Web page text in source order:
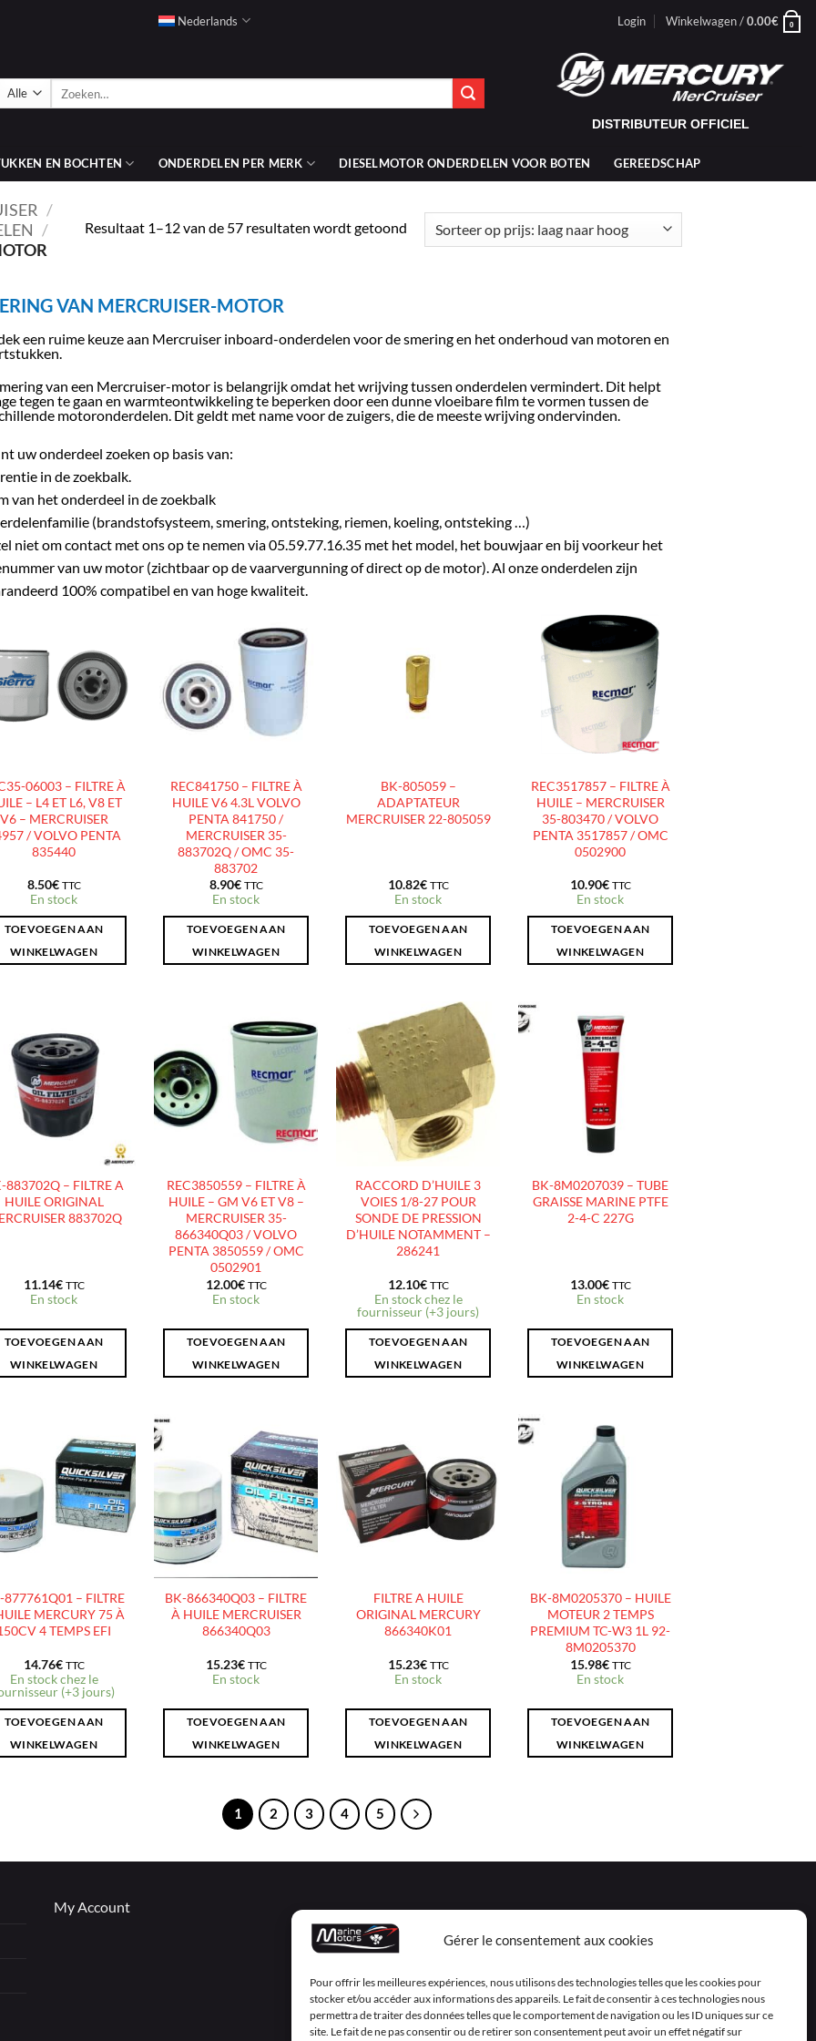
Gérer le consentement aux cookies
Pour offrir les meilleures expériences, nous utilisons des technologies telles que les cookies pour
stocker et/ou accéder aux informations des appareils. Le fait de consentir à ces technologies nous
permettra de traiter des données telles que le comportement de navigation ou les ID uniques sur ce
site. Le fait de ne pas consentir ou de retirer son consentement peut avoir un effet négatif sur
Nederlands Login Winkelwagen /0.00€ 0
DISTRIBUTEUR OFFICIEL
EN BOCHTEN ONDERDELEN PER MERK DIESELMOTOR ONDERDELEN VOOR BOTEN GEREEDSCHAP
/
/
Resultaat 1–12 van de 57 resultaten wordt getoondGesorteerd
VAN MERCRUISER-MOTOR
een ruime keuze aan Mercruiser inboard-onderdelen voor de smering en het onderhoud van motoren en
van een Mercruiser-motor is belangrijk omdat het wrijving tussen onderdelen vermindert. Dit helpt
tegen te gaan en warmteontwikkeling te beperken door een dunne vloeibare film te vormen tussen de
motoronderdelen. Dit geldt met name voor de zuigers, die de meeste wrijving ondervinden.
uw onderdeel zoeken op basis van:
in de zoekbalk.
van het onderdeel in de zoekbalk
(brandstofsysteem, smering, ontsteking, riemen, koeling, ontsteking …)
niet om contact met ons op te nemen via 05.59.77.16.35 met het model, het bouwjaar en bij voorkeur het
van uw motor (zichtbaar op de vaarvergunning of direct op de motor). Al onze onderdelen zijn
100% compatibel en van hoge kwaliteit.
AJOUTER
À LA
LISTE
D’ENVIES
06003 – FILTRE À
– L4 ET L6, V8 ET
V6 – MERCRUISER
/ VOLVO PENTA
835440
8.50€ TTC
En stock
TOEVOEGEN AAN
WINKELWAGEN
LISTE
D’ENVIES
REC841750 – FILTRE À
HUILE V6 4.3L VOLVO
PENTA 841750 /
MERCRUISER 35-
883702Q / OMC 35-
883702
8.90€ TTC
En stock
TOEVOEGEN AAN
WINKELWAGEN
AJOUTER
D’ENVIES
BK-805059 –
ADAPTATEUR
MERCRUISER 22-805059
10.82€ TTC
En stock
TOEVOEGEN AAN
WINKELWAGEN
AJOUTER
LISTE
D’ENVIES
REC3517857 – FILTRE À
HUILE – MERCRUISER
35-803470 / VOLVO
PENTA 3517857 / OMC
0502900
10.90€ TTC
En stock
TOEVOEGEN AAN
WINKELWAGEN
AJOUTER
À LA
LISTE
D’ENVIES
883702Q – FILTRE A
HUILE ORIGINAL
883702Q
11.14€ TTC
En stock
TOEVOEGEN AAN
WINKELWAGEN
À LA
LISTE
REC3850559 – FILTRE À
HUILE – GM V6 ET V8 –
MERCRUISER 35-
866340Q03 / VOLVO
PENTA 3850559 / OMC
0502901
12.00€ TTC
En stock
TOEVOEGEN AAN
WINKELWAGEN
AJOUTER
LISTE
D’ENVIES
RACCORD D’HUILE 3
VOIES 1/8-27 POUR
SONDE DE PRESSION
D’HUILE NOTAMMENT –
286241
12.10€ TTC
En stock chez le
fournisseur (+3 jours)
TOEVOEGEN AAN
WINKELWAGEN
AJOUTER
D’ENVIES
BK-8M0207039 – TUBE
GRAISSE MARINE PTFE
2-4-C 227G
13.00€ TTC
En stock
TOEVOEGEN AAN
WINKELWAGEN
AJOUTER
À LA
LISTE
D’ENVIES
877761Q01 – FILTRE
MERCURY 75 À
4 TEMPS EFI
14.76€ TTC
En stock chez le
(+3 jours)
TOEVOEGEN AAN
WINKELWAGEN
AJOUTER
À LA
LISTE
D’ENVIES
BK-866340Q03 – FILTRE
À HUILE MERCRUISER
866340Q03
15.23€ TTC
En stock
TOEVOEGEN AAN
WINKELWAGEN
AJOUTER
À LA
LISTE
D’ENVIES
FILTRE A HUILE
ORIGINAL MERCURY
866340K01
15.23€ TTC
En stock
TOEVOEGEN AAN
WINKELWAGEN
AJOUTER
LISTE
D’ENVIES
BK-8M0205370 – HUILE
MOTEUR 2 TEMPS
PREMIUM TC-W3 1L 92-
8M0205370
15.98€ TTC
En stock
TOEVOEGEN AAN
WINKELWAGEN
1 2 3 4 5
My Account